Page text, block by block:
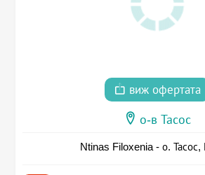
виж офертата
о-в Тасос
Ntinas Filoxenia - о. Тасос,